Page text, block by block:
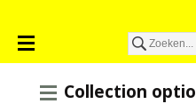
Collection